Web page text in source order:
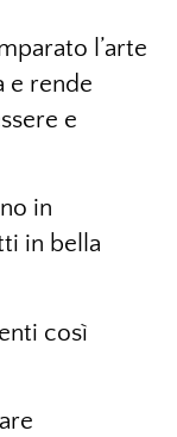
l’arte
e rende
e
in
in bella
così